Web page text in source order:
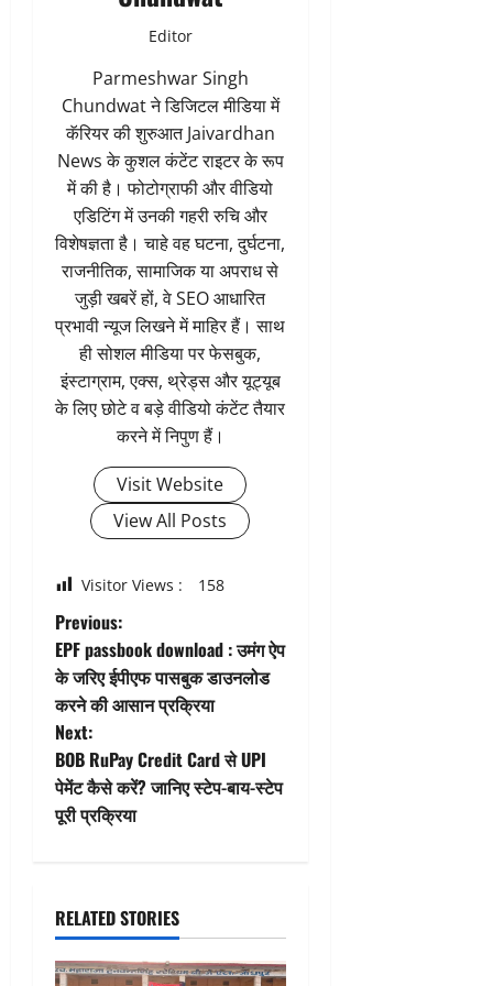
Editor
Parmeshwar Singh
Chundwat ने डिजिटल मीडिया में
कॅरियर की शुरुआत Jaivardhan
News के कुशल कंटेंट राइटर के रूप
में की है। फोटोग्राफी और वीडियो
एडिटिंग में उनकी गहरी रुचि और
विशेषज्ञता है। चाहे वह घटना, दुर्घटना,
राजनीतिक, सामाजिक या अपराध से
जुड़ी खबरें हों, वे SEO आधारित
प्रभावी न्यूज लिखने में माहिर हैं। साथ
ही सोशल मीडिया पर फेसबुक,
इंस्टाग्राम, एक्स, थ्रेड्स और यूट्यूब
के लिए छोटे व बड़े वीडियो कंटेंट तैयार
करने में निपुण हैं।
Visit Website
View All Posts
Visitor Views : 158
P
o
s
t
n
v
i
Previous:
EPF passbook download : उमंग ऐप
के जरिए ईपीएफ पासबुक डाउनलोड
करने की आसान प्रक्रिया
Next:
BOB RuPay Credit Card से UPI
पेमेंट कैसे करें? जानिए स्टेप-बाय-स्टेप
पूरी प्रक्रिया
RELATED STORIES